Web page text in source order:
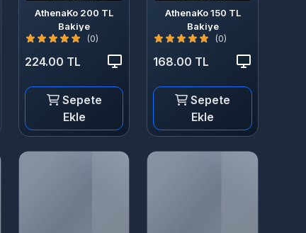
AthenaKo 200 TL
Bakiye
(0)
224.00 TL
Sepete
Ekle
AthenaKo 150 TL
Bakiye
(0)
168.00 TL
Sepete
Ekle